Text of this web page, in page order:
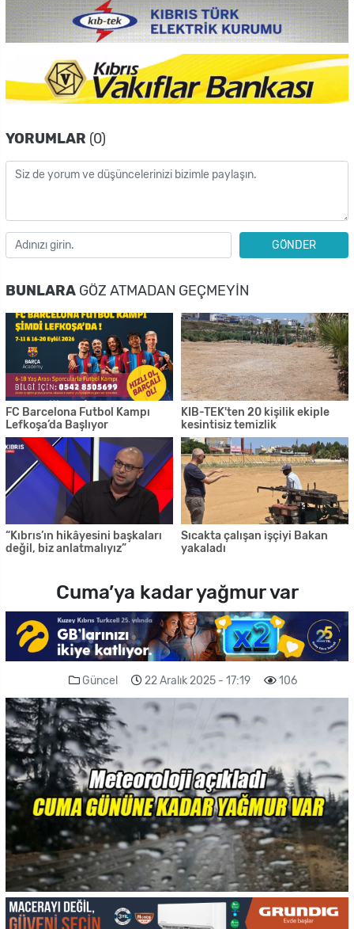
YORUMLAR (0)
GÖNDER
BUNLARA GÖZ ATMADAN GEÇMEYIN
FC Barcelona Futbol Kampı
Lefkoşa’da Başlıyor
KIB-TEK'ten 20 kişilik ekiple
kesintisiz temizlik
“Kıbrıs’ın hikâyesini başkaları
değil, biz anlatmalıyız”
Sıcakta çalışan işçiyi Bakan
yakaladı
Cuma’ya kadar yağmur var
Güncel 22 Aralık 2025 - 17:19 106